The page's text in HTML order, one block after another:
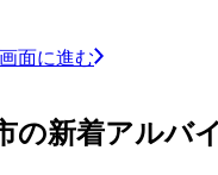
面に進む
の新着アルバ